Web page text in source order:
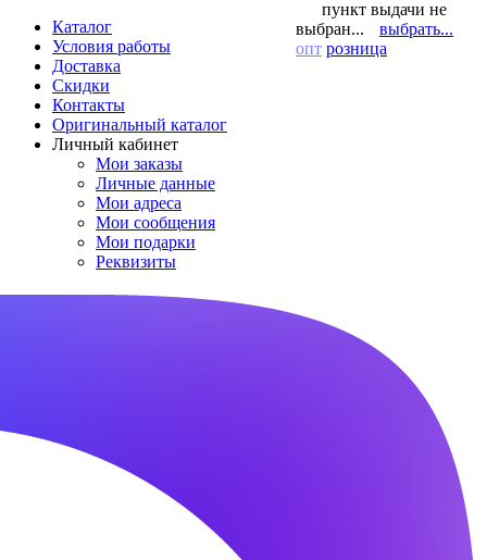
Каталог
Условия работы
Доставка
Скидки
Контакты
Оригинальный каталог
Личный кабинет
Мои заказы
Личные данные
Мои адреса
Мои сообщения
Мои подарки
Реквизиты
пункт выдачи не
выбран...
выбрать...
опт розница